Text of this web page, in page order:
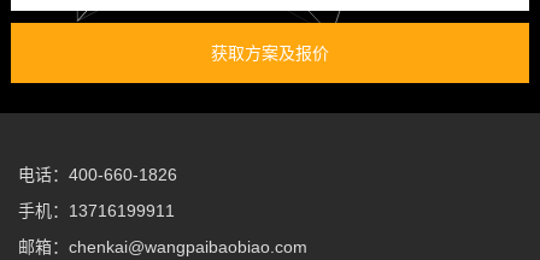
获取方案及报价
电话：400-660-1826
手机：13716199911
邮箱：chenkai@wangpaibaobiao.com